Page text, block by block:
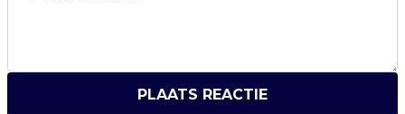
PLAATS REACTIE